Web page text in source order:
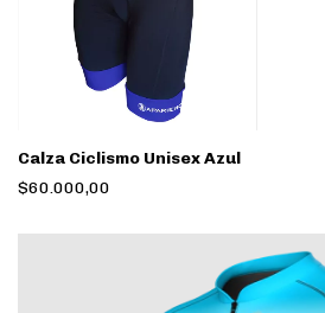
Calza Ciclismo Unisex Azul
$60.000,00